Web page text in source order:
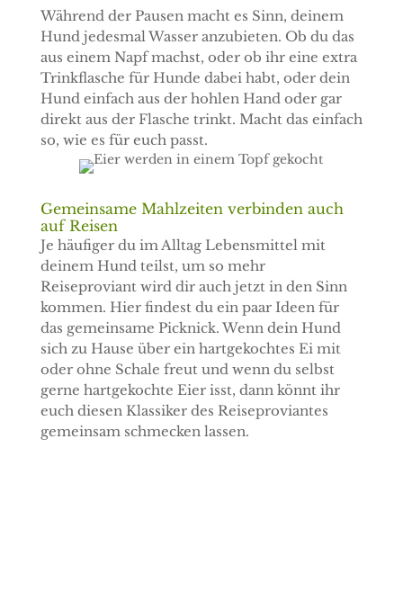
Während der Pausen macht es Sinn, deinem
Hund jedesmal Wasser anzubieten. Ob du das
aus einem Napf machst, oder ob ihr eine extra
Trinkflasche für Hunde dabei habt, oder dein
Hund einfach aus der hohlen Hand oder gar
direkt aus der Flasche trinkt. Macht das einfach
so, wie es für euch passt.
Gemeinsame Mahlzeiten verbinden auch
auf Reisen
Je häufiger du im Alltag Lebensmittel mit
deinem Hund teilst, um so mehr
Reiseproviant wird dir auch jetzt in den Sinn
kommen. Hier findest du ein paar Ideen für
das gemeinsame Picknick. Wenn dein Hund
sich zu Hause über ein hartgekochtes Ei mit
oder ohne Schale freut und wenn du selbst
gerne hartgekochte Eier isst, dann könnt ihr
euch diesen Klassiker des Reiseproviantes
gemeinsam schmecken lassen.